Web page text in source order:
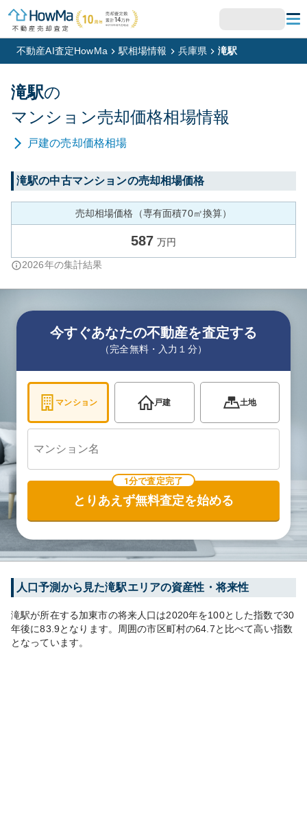
不動産AI査定HowMa 駅相場情報 兵庫県 滝駅
滝駅の
マンション売却価格相場情報
戸建の売却価格相場
滝駅の中古マンションの売却相場価格
売却相場価格（専有面積70㎡換算）
587 万円
2026年の集計結果
今すぐあなたの不動産を査定する
（完全無料・入力１分）
マンション 戸建 土地
1分で査定完了
とりあえず無料査定を始める
人口予測から見た滝駅エリアの資産性・将来性
滝駅が所在する加東市の将来人口は2020年を100とした指数で30
年後に83.9となります。 周囲の市区町村の64.7と比べて高い指数
となっています。